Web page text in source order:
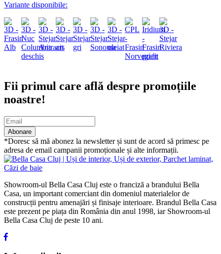
Variante disponibile:
Fii primul care află despre promoțiile
noastre!
Abonare
*Doresc să mă abonez la newsletter și sunt de acord să primesc pe
adresa de email campanii promoționale și alte informații.
Showroom-ul Bella Casa Cluj este o franciză a brandului Bella
Casa, un important comerciant din domeniul materialelor de
construcții pentru amenajări și finisaje interioare. Brandul Bella Casa
este prezent pe piața din România din anul 1998, iar Showroom-ul
Bella Casa Cluj de peste 10 ani.